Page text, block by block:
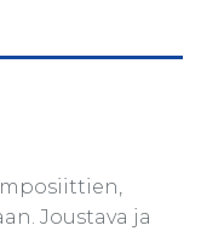
Joustava ja